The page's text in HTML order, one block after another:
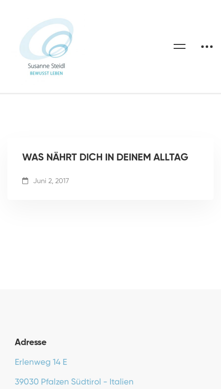
WAS NÄHRT DICH IN DEINEM ALLTAG
Juni 2, 2017
Adresse
Erlenweg 14 E
39030 Pfalzen Südtirol - Italien